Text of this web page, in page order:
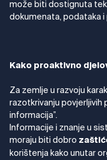
može biti dostignuta
dokumenata, podataka i
Kako proaktivno
Za zemlje u razvoju
razotkrivanju povjerljivih
informacija”.
Informacije i znanje u
moraju biti dobro
korištenja kako unutar